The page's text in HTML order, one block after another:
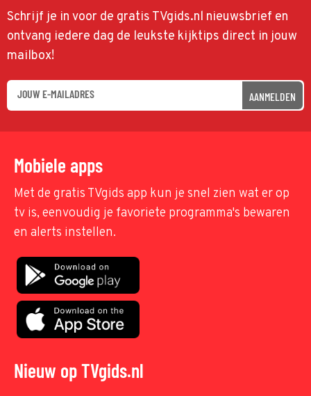
Schrijf je in voor de gratis TVgids.nl nieuwsbrief en
ontvang iedere dag de leukste kijktips direct in jouw
mailbox!
AANMELDEN
Mobiele apps
Met de gratis TVgids app kun je snel zien wat er op
tv is, eenvoudig je favoriete programma's bewaren
en alerts instellen.
Nieuw op TVgids.nl